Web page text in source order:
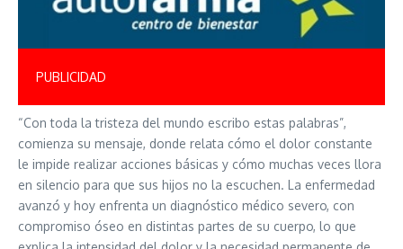
PUBLICIDAD
“Con toda la tristeza del mundo escribo estas palabras”,
comienza su mensaje, donde relata cómo el dolor constante
le impide realizar acciones básicas y cómo muchas veces llora
en silencio para que sus hijos no la escuchen. La enfermedad
avanzó y hoy enfrenta un diagnóstico médico severo, con
compromiso óseo en distintas partes de su cuerpo, lo que